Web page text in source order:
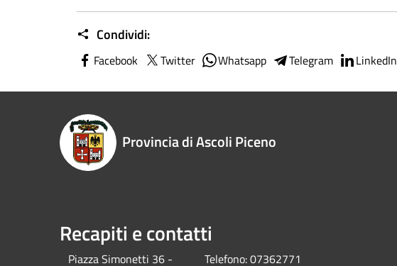
Condividi:
Facebook Twitter Whatsapp Telegram LinkedIn
Provincia di Ascoli Piceno
Recapiti e contatti
Piazza Simonetti 36 - Telefono:07362771